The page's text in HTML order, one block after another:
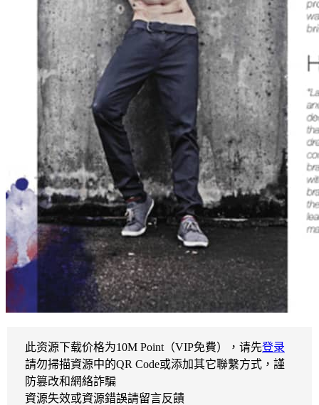
此资源下载价格为10M Point（VIP免費），请先登录
請勿掃描資源中的QR Code或添加其它聯繫方式，謹
防篡改和網絡詐騙
資源失效或資源錯誤請留言反饋